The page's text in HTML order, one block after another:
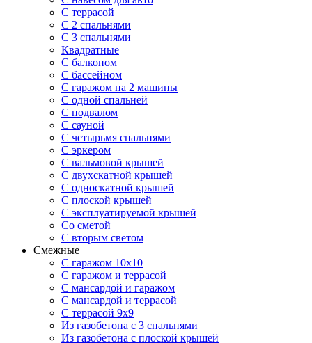
С террасой
С 2 спальнями
С 3 спальнями
Квадратные
С балконом
С бассейном
С гаражом на 2 машины
С одной спальней
С подвалом
С сауной
С четырьмя спальнями
С эркером
С вальмовой крышей
С двухскатной крышей
С односкатной крышей
С плоской крышей
С эксплуатируемой крышей
Со сметой
С вторым светом
Смежные
С гаражом 10х10
С гаражом и террасой
С мансардой и гаражом
С мансардой и террасой
С террасой 9х9
Из газобетона с 3 спальнями
Из газобетона с плоской крышей